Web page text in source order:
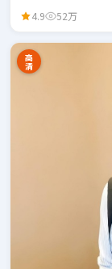
4.9 52万
高
清